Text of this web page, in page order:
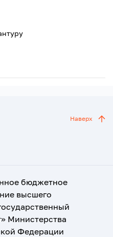
Наверх
бюджетное
высшего
Министерства
Федерации